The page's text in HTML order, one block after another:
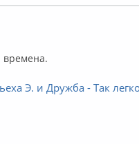
времена.
Э. и Дружба - Так